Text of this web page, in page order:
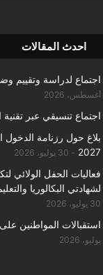
احدث المقالات
اجتماع لدراسة وتقييم
أغسطس، 2026
اجتماع تنسيقي عبر
2027
30 يوليو، 2026
فعاليات الحفل الولائي
لشهادتي البكالوريا
30 يوليو، 2026
استقبالات المواطنين
يوليو، 2026